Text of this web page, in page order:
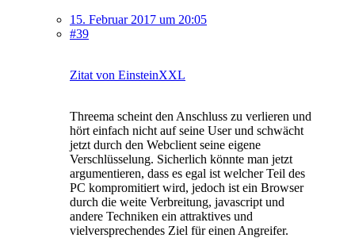
15. Februar 2017 um 20:05
#39
Zitat von EinsteinXXL
Threema scheint den Anschluss zu verlieren und
hört einfach nicht auf seine User und schwächt
jetzt durch den Webclient seine eigene
Verschlüsselung. Sicherlich könnte man jetzt
argumentieren, dass es egal ist welcher Teil des
PC kompromitiert wird, jedoch ist ein Browser
durch die weite Verbreitung, javascript und
andere Techniken ein attraktives und
vielversprechendes Ziel für einen Angreifer.